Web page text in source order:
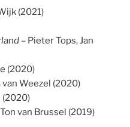
(2021)
– Pieter Tops, Jan
(2020)
van Weezel (2020)
(2020)
van Brussel (2019)